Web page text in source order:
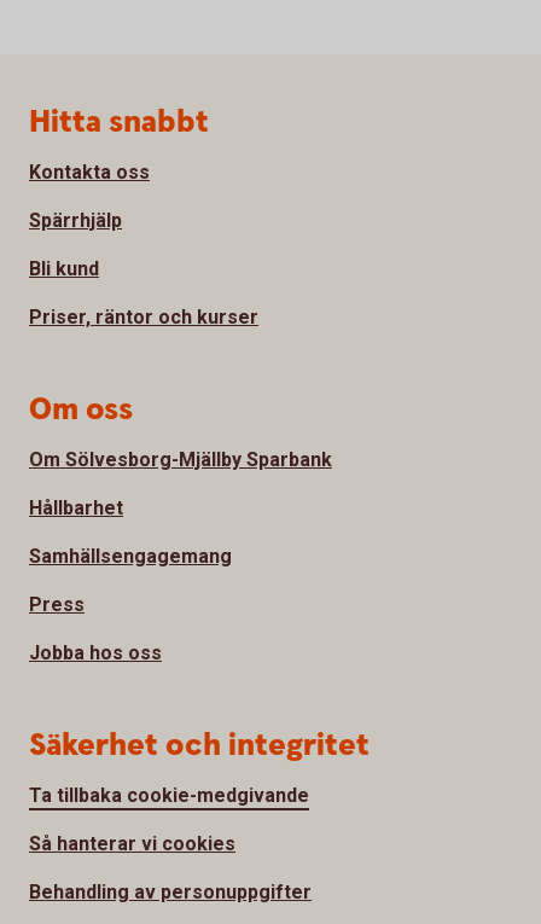
Sidfot
Hitta snabbt
Kontakta oss
Spärrhjälp
Bli kund
Priser, räntor och kurser
Om oss
Om Sölvesborg-Mjällby Sparbank
Hållbarhet
Samhällsengagemang
Press
Jobba hos oss
Säkerhet och integritet
Ta tillbaka cookie-medgivande
Så hanterar vi cookies
Behandling av personuppgifter